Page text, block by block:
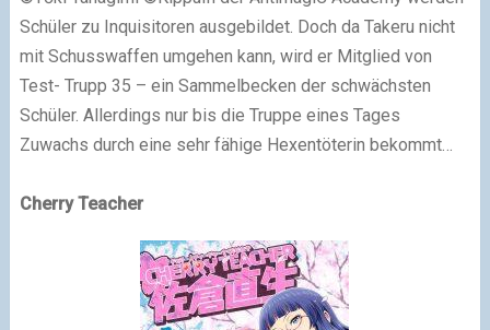
Schüler zu Inquisitoren ausgebildet. Doch da Takeru nicht
mit Schusswaffen umgehen kann, wird er Mitglied von
Test- Trupp 35 – ein Sammelbecken der schwächsten
Schüler. Allerdings nur bis die Truppe eines Tages
Zuwachs durch eine sehr fähige Hexentöterin bekommt…
Cherry Teacher